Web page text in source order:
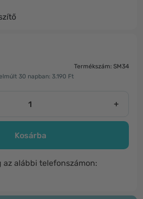
Termékszám: SM34
30 napban: 3.190 Ft
+
Kosárba
az alábbi telefonszámon: